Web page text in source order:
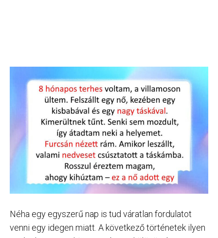
Néha egy egyszerű nap is tud váratlan fordulatot
venni egy idegen miatt. A következő történetek ilyen